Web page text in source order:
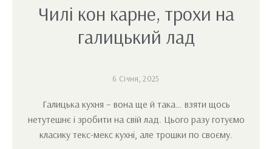
Чилі кон карне, трохи на
галицький лад
6 Січня, 2025
Галицька кухня – вона ще й така… взяти щось
нетутешнє і зробити на свій лад. Цього разу готуємо
класику текс-мекс кухні, але трошки по своєму.